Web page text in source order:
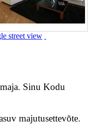
street view
Sinu Kodu
majutusettevõte.